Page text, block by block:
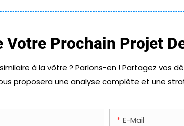
Votre Prochain Projet
à la vôtre ? Parlons-en ! Partagez vos
proposera une analyse complète et une
E-Mail